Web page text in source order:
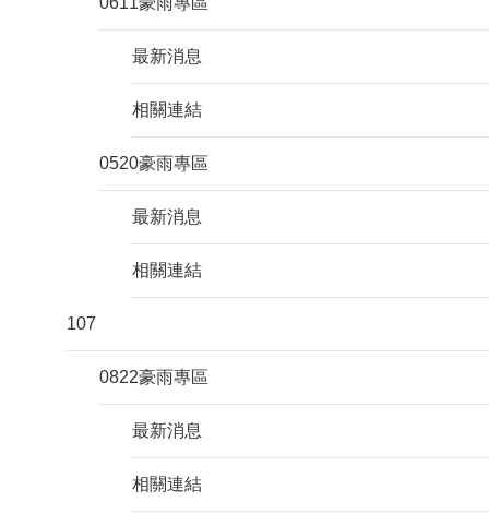
最新消息
相關連結
0520豪雨專區
最新消息
相關連結
107
0822豪雨專區
最新消息
相關連結